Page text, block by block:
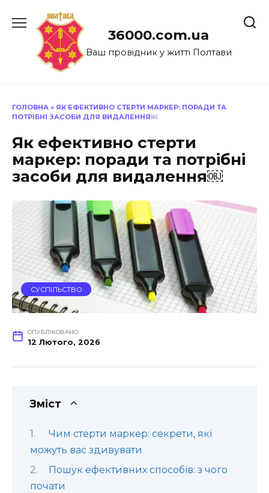
до
36000.com.ua
Ваш провідник у житті Полтави
ГОЛОВНА » ЯК ЕФЕКТИВНО СТЕРТИ МАРКЕР: ПОРАДИ ТА
ПОТРІБНІ ЗАСОБИ ДЛЯ ВИДАЛЕННЯ￼
Як ефективно стерти
маркер: поради та потрібні
засоби для видалення￼
СУСПІЛЬСТВО
ОПУБЛІКОВАНО
12 Лютого, 2026
Зміст
Чим стерти маркер: секрети, які
можуть вас здивувати
Пошук ефективних способів: з чого
почати